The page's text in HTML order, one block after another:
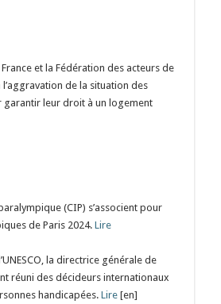
et la Fédération des acteurs de
de la situation des
garantir leur droit à un logement
(CIP) s’associent pour
de Paris 2024.Lire
la directrice générale de
réuni des décideurs internationaux
handicapées.Lire [en]